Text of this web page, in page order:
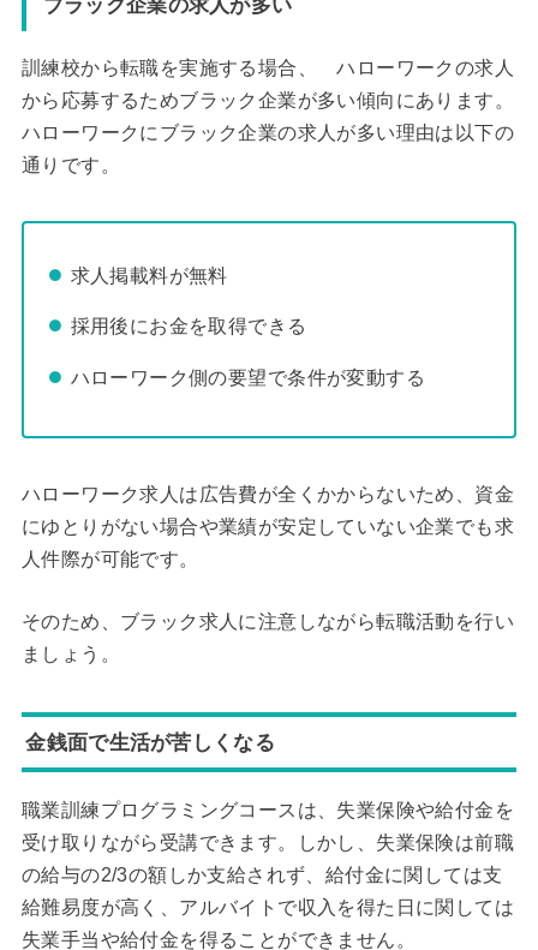
訓練校から転職を実施する場合、 ハローワークの求人
から応募するためブラック企業が多い傾向にあります。
ハローワークにブラック企業の求人が多い理由は以下の
通りです。
求人掲載料が無料
採用後にお金を取得できる
ハローワーク側の要望で条件が変動する
ハローワーク求人は広告費が全くかからないため、資金
にゆとりがない場合や業績が安定していない企業でも求
人件際が可能です。
そのため、ブラック求人に注意しながら転職活動を行い
ましょう。
金銭面で生活が苦しくなる
職業訓練プログラミングコースは、失業保険や給付金を
受け取りながら受講できます。しかし、失業保険は前職
の給与の2/3の額しか支給されず、給付金に関しては支
給難易度が高く、アルバイトで収入を得た日に関しては
失業手当や給付金を得ることができません。